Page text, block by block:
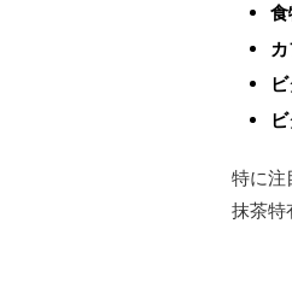
特に注
抹茶特